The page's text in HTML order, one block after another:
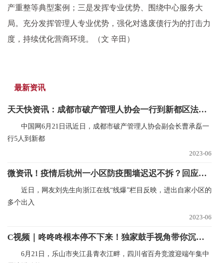
产重整等典型案例；三是发挥专业优势、围绕中心服务大
局。充分发挥管理人专业优势，强化对逃废债行为的打击力
度，持续优化营商环境。（文 辛田）
最新资讯
天天快资讯：成都市破产管理人协会一行到新都区法院调研交流
中国网6月21日讯近日，成都市破产管理人协会副会长曹承磊一
行5人到新都
2023-06
微资讯！疫情后杭州一小区防疫围墙迟迟不拆？回应来了
近日，网友刘先生向浙江在线“线爆”栏目反映，进出自家小区的
多个出入
2023-06
C视频｜咚咚咚根本停不下来！独家鼓手视角带你沉浸式划龙舟
6月21日，乐山市夹江县青衣江畔，四川省百舟竞渡迎端午集中